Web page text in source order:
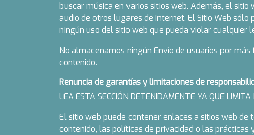
buscar música en varios sitios web. Además, el
audio de otros lugares de Internet. El Sitio Web
ningún uso del sitio web que pueda violar cualquier
No almacenamos ningún Envío de usuarios por
contenido.
Renuncia de garantías y limitaciones de
LEA ESTA SECCIÓN DETENIDAMENTE YA QUE
El sitio web puede contener enlaces a sitios web
contenido, las políticas de privacidad o las